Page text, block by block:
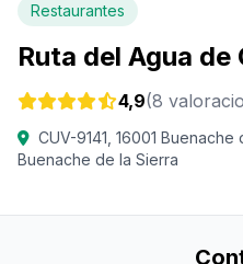
Restaurantes
Ruta del Agua de
4,9(8
CUV-9141, 16001
Buenache de la Sierra